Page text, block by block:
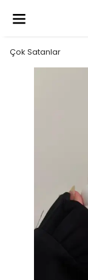
Çok Satanlar